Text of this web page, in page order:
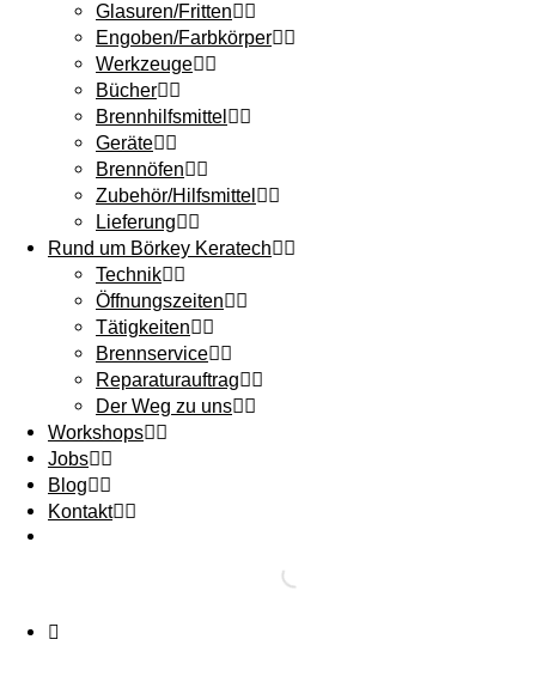
Glasuren/Fritten
Engoben/Farbkörper
Werkzeuge
Bücher
Brennhilfsmittel
Geräte
Brennöfen
Zubehör/Hilfsmittel
Lieferung
Rund um Börkey Keratech
Technik
Öffnungszeiten
Tätigkeiten
Brennservice
Reparaturauftrag
Der Weg zu uns
Workshops
Jobs
Blog
Kontakt